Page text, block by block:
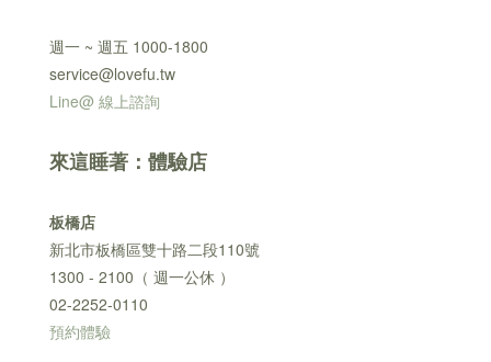
週一 ~ 週五 1000-1800
service@lovefu.tw
Line@ 線上諮詢
來這睡著：體驗店
板橋店
新北市板橋區雙十路二段110號
1300 - 2100（ 週一公休 ）
02-2252-0110
預約體驗